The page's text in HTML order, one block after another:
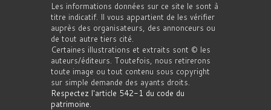
Les informations données sur ce site le sont à
titre indicatif. Il vous appartient de les vérifier
auprès des organisateurs, des annonceurs ou
de tout autre tiers cité.
Certaines illustrations et extraits sont © les
auteurs/éditeurs. Toutefois, nous retirerons
toute image ou tout contenu sous copyright
sur simple demande des ayants droits.
Respectez l'article 542-1 du code du
patrimoine.